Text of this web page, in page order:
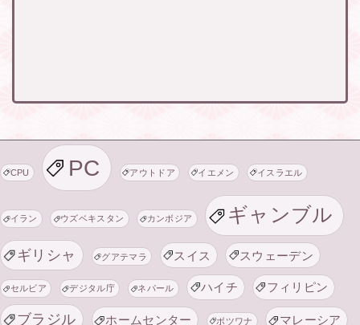
CPU PC アウトドア イエメン イスラエル
イラン ウズベキスタン カンボジア ギャンブル
ギリシャ グアテマラ スイス スウェーデン
セルビア デジタル庁 ネパール ハイチ フィリピン
ブラジル ホームセンター ボツワナ マレーシア